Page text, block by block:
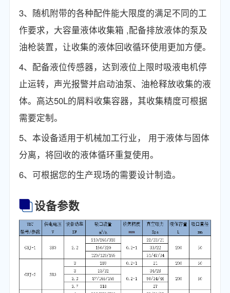
3、随机附带的各种配件能大限度的满足不同的工
作要求，大容量液体收集箱 ,配备排放液体的泵及
油枪装置，让收集的液体回收循环使用更加方便。
4、配备液位传感器，达到液位上限时吸液电机停
止运转，声光报警并启动油泵、油枪释放收集的液
体。高达50L的屑料收集容器，其收集精度可根据
需要定制。
5、本设备适用于机械加工行业， 用于液体与固体
分离，将回收的液体循环重复使用。
6、可根据您的生产现场的需要设计制造。
设备参数